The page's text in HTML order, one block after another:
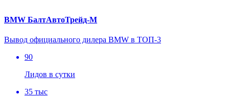
BMW БалтАвтоТрейд-М
Вывод официального дилера BMW в ТОП-3
90
Лидов в сутки
35 тыс